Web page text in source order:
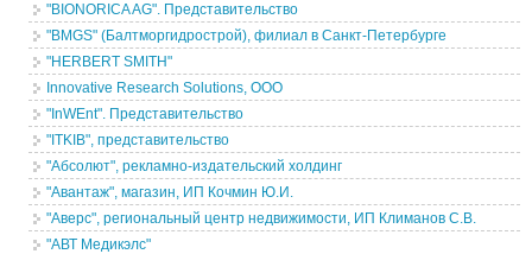
"BIONORICA AG". Представительство
"BMGS" (Балтморгидрострой), филиал в Санкт-Петербурге
"HERBERT SMITH"
Innovative Research Solutions, ООО
"InWEnt". Представительство
"ITKIB", представительство
"Абсолют", рекламно-издательский холдинг
"Авантаж", магазин, ИП Кочмин Ю.И.
"Аверс", региональный центр недвижимости, ИП Климанов С.В.
"АВТ Медикэлс"